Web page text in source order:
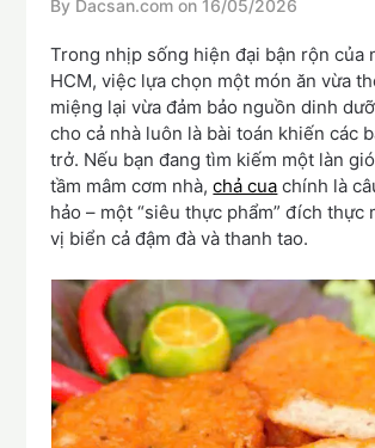
By Dacsan.com on 16/05/2026
Trong nhịp sống hiện đại bận rộn của
HCM, việc lựa chọn một món ăn vừa
miệng lại vừa đảm bảo nguồn dinh
cho cả nhà luôn là bài toán khiến các
trở. Nếu bạn đang tìm kiếm một làn
tầm mâm cơm nhà,chả cua chính là
hảo – một “siêu thực phẩm” đích thực
vị biển cả đậm đà và thanh tao.